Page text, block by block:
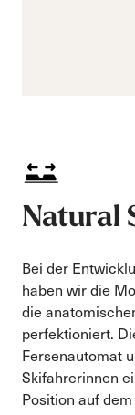
Natural
Bei der
haben wir die
die
perfektioniert.
Fersenautomat
Skifahrerinnen
Position auf